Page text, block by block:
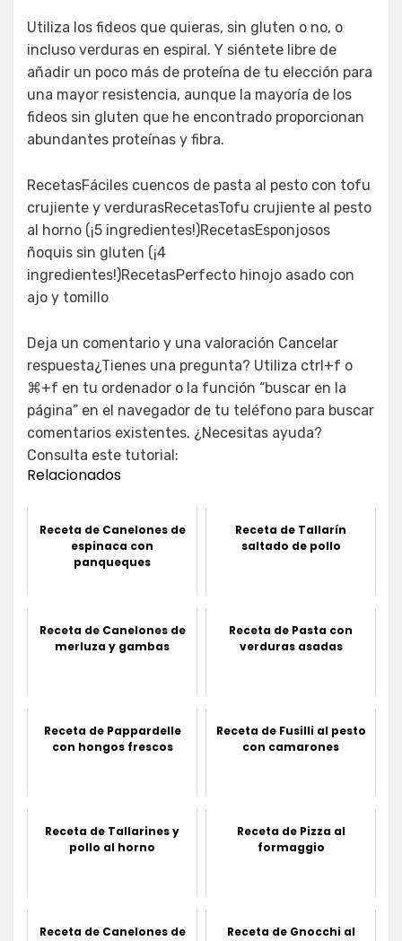
Utiliza los fideos que quieras, sin gluten o no, o
incluso verduras en espiral. Y siéntete libre de
añadir un poco más de proteína de tu elección para
una mayor resistencia, aunque la mayoría de los
fideos sin gluten que he encontrado proporcionan
abundantes proteínas y fibra.
RecetasFáciles cuencos de pasta al pesto con tofu
crujiente y verdurasRecetasTofu crujiente al pesto
al horno (¡5 ingredientes!)RecetasEsponjosos
ñoquis sin gluten (¡4
ingredientes!)RecetasPerfecto hinojo asado con
ajo y tomillo
Deja un comentario y una valoración Cancelar
respuesta¿Tienes una pregunta? Utiliza ctrl+f o
⌘+f en tu ordenador o la función “buscar en la
página” en el navegador de tu teléfono para buscar
comentarios existentes. ¿Necesitas ayuda?
Consulta este tutorial:
Relacionados
Receta de Canelones de
espinaca con
panqueques
Receta de Tallarín
saltado de pollo
Receta de Canelones de
merluza y gambas
Receta de Pasta con
verduras asadas
Receta de Pappardelle
con hongos frescos
Receta de Fusilli al pesto
con camarones
Receta de Tallarines y
pollo al horno
Receta de Pizza al
formaggio
Receta de Canelones de
Receta de Gnocchi al